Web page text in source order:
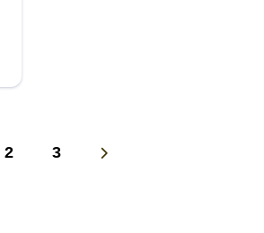
2 3